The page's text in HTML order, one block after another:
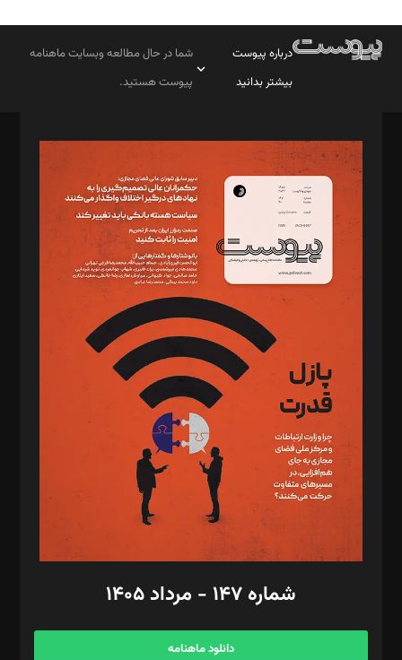
درباره پیوست
بیشتر بدانید
شما در حال مطالعه وبسایت ماهنامه
پیوست هستید.
مدیر مسئول: محمدباقر اثنی‌عشری
سردبیر: مهرک محمودی
دبیر تحریریه: میثم قاسمی
د‌بیر ناداستان: سمانه سمیع
د‌بیر خدمت و تجارت: ابوالفضل رجبی
د‌بیر حقوق فناوری: حسام‌الدین ایپکچی
د‌بیر پیوست جهان: مینا پاکدل
د‌بیر تحریریه آنلاین: بابک نقاش
تحریریه‌: مجتبی محمود‌ی، آرش برهمند، یسنا امان‌پور، سروش کرمیان،
مصطفی مسجدی آرانی، ابوالفضل رجبی، زهرا فکرانه، فائزه فتحی
رستمی،مصطفی باستان
ویرایش: نگار استاد‌‌آقا
طراح یونیفرم: مجید توکلی
فیلمبرداری و عکاسی: امیر شفیعی، مانی لطفی زاده
گرافیک و صفحه‌آرایی: سید‌سبحان‌علی ثابت
مد‌یر توسعه تجاری: کامبیز برید‌
امور مالی: شاپور رهبری، محمد‌ کاظمی‌نیا
آگهی و مشترکین: ۰۹۱۹۹۹۹۰۴۵۴
شماره ۱۴۷ - مرداد ۱۴۰۵
دانلود ماهنامه